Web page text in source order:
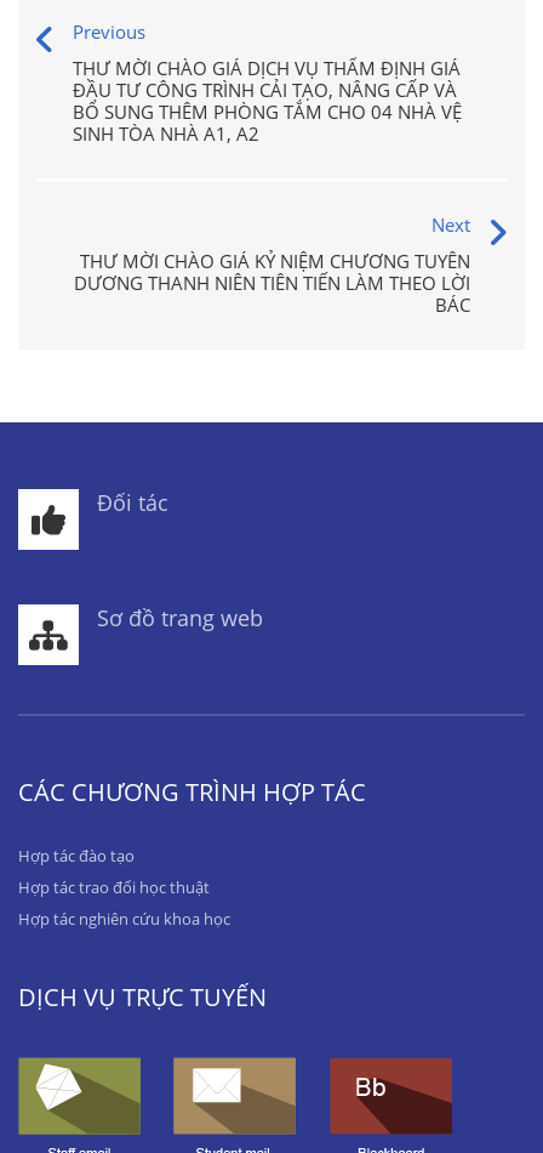
Previous
THƯ MỜI CHÀO GIÁ DỊCH VỤ THẨM ĐỊNH GIÁ
ĐẦU TƯ CÔNG TRÌNH CẢI TẠO, NÂNG CẤP VÀ
BỔ SUNG THÊM PHÒNG TẮM CHO 04 NHÀ VỆ
SINH TÒA NHÀ A1, A2
Next
THƯ MỜI CHÀO GIÁ KỶ NIỆM CHƯƠNG TUYÊN
DƯƠNG THANH NIÊN TIÊN TIẾN LÀM THEO LỜI
BÁC
Đối tác
Sơ đồ trang web
CÁC CHƯƠNG TRÌNH HỢP TÁC
Hợp tác đào tạo
Hợp tác trao đổi học thuật
Hợp tác nghiên cứu khoa học
DỊCH VỤ TRỰC TUYẾN